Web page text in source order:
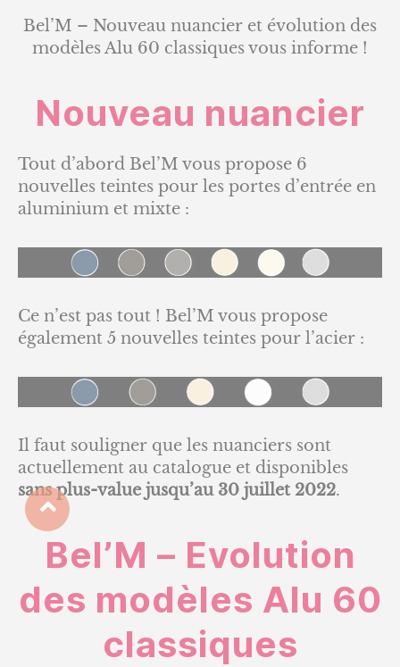
Bel’M – Nouveau nuancier et évolution des
modèles Alu 60 classiques vous informe !
Nouveau nuancier
Tout d’abord Bel’M vous propose 6
nouvelles teintes pour les portes d’entrée en
aluminium et mixte :
Ce n’est pas tout ! Bel’M vous propose
également 5 nouvelles teintes pour l’acier :
Il faut souligner que les nuanciers sont
actuellement au catalogue et disponibles
sans plus-value jusqu’au 30 juillet 2022.
Bel’M – Evolution
des modèles Alu 60
classiques